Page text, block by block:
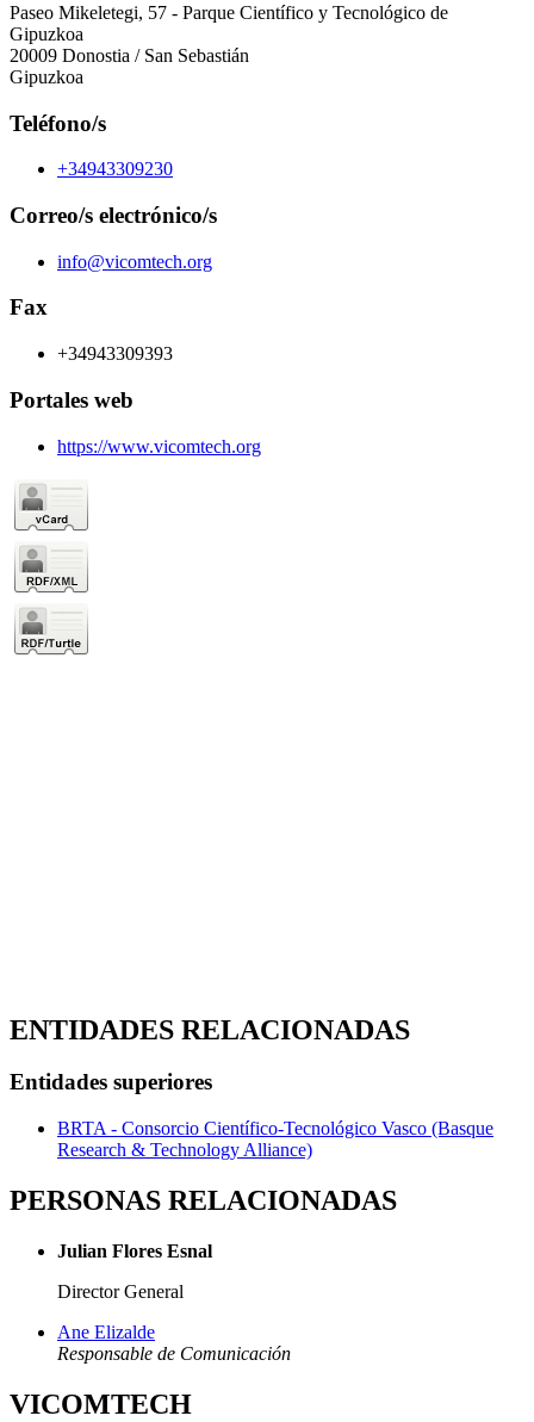
Paseo Mikeletegi, 57 - Parque Científico y Tecnológico de
Gipuzkoa
20009 Donostia / San Sebastián
Gipuzkoa
Teléfono/s
+34943309230
Correo/s electrónico/s
info@vicomtech.org
Fax
+34943309393
Portales web
https://www.vicomtech.org
ENTIDADES RELACIONADAS
Entidades superiores
BRTA - Consorcio Científico-Tecnológico Vasco (Basque
Research & Technology Alliance)
PERSONAS RELACIONADAS
Julian Flores Esnal
Director General
Ane Elizalde
Responsable de Comunicación
VICOMTECH